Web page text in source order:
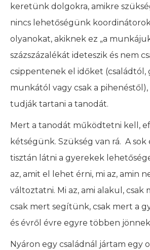
keretünk dolgokra, amikre
nincs lehetőségünk
olyanokat, akiknek ez „a
százszázalékát ideteszik és nem
csippentenek el időket (családtól,
munkától vagy csak a
tudják tartani a tanodát.
Mert a tanodát működtetni kell,
kétségünk. Szükség van rá. A sok
tisztán látni a gyerekek
az, amit el lehet érni, mi az, amin
változtatni. Mi az, ami alakul,
csak mert segítünk, csak mert a
és évről évre egyre többen
Nyáron egy családnál jártam egy